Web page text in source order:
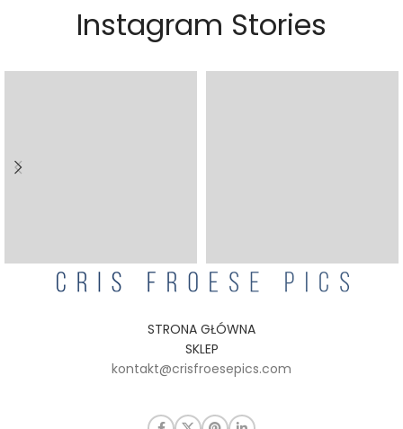
Instagram Stories
STRONA GŁÓWNA
SKLEP
kontakt@crisfroesepics.com